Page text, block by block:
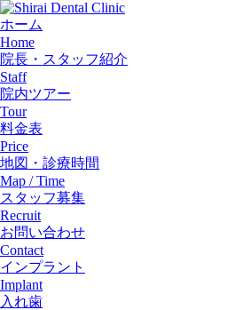
ホーム
Home
院長・スタッフ紹介
Staff
院内ツアー
Tour
料金表
Price
地図・診療時間
Map / Time
スタッフ募集
Recruit
お問い合わせ
Contact
インプラント
Implant
入れ歯